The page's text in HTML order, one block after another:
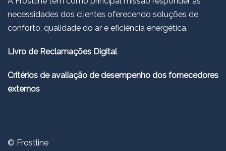
necessidades dos clientes oferecendo soluções de
conforto, qualidade do ar e eficiência energética.
Livro de Reclamações Digital
Critérios de avaliação de desempenho dos fornecedores
externos
© Frostline